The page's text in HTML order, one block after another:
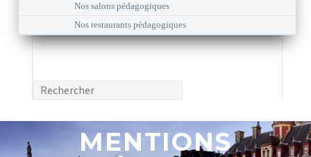
Nos salons pédagogiques
Nos restaurants pédagogiques
MENTIONS